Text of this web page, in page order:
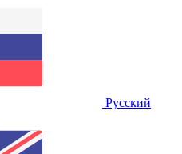
Русский